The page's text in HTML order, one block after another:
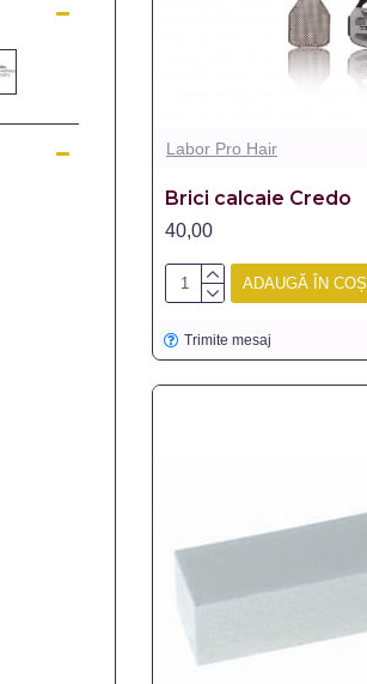
Labor Pro Hair
Brici calcaie Credo
40,00
ADAUGĂ ÎN COȘ
Trimite mesaj